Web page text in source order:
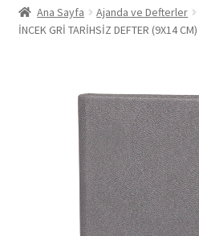
Baskılı Ürünler
İPTAL VE İADE KOŞULLARI
İptal ve İade Politikası
Ana Sayfa Ajanda ve Defterler
İNCEK GRİ TARİHSİZ DEFTER (9X14 CM)